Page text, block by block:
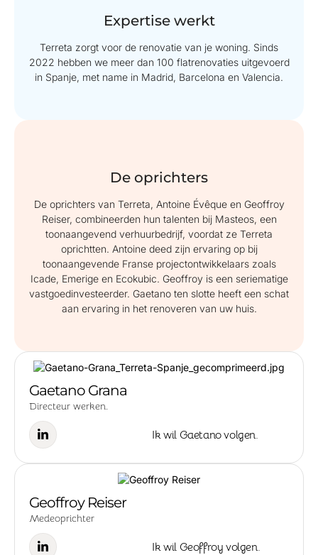
Expertise werkt
Terreta zorgt voor de renovatie van je woning. Sinds
2022 hebben we meer dan 100 flatrenovaties uitgevoerd
in Spanje, met name in Madrid, Barcelona en Valencia.
Gaetano Grana
Directeur werken.
Ik wil Gaetano volgen.
De oprichters
De oprichters van Terreta, Antoine Évêque en Geoffroy
Reiser, combineerden hun talenten bij Masteos, een
toonaangevend verhuurbedrijf, voordat ze Terreta
oprichtten. Antoine deed zijn ervaring op bij
toonaangevende Franse projectontwikkelaars zoals
Icade, Emerige en Ecokubic. Geoffroy is een seriematige
vastgoedinvesteerder. Gaetano ten slotte heeft een schat
aan ervaring in het renoveren van uw huis.
Geoffroy Reiser
Medeoprichter
Ik wil Geoffroy volgen.